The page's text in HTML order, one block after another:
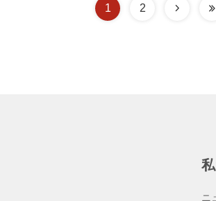
1 2
ニ